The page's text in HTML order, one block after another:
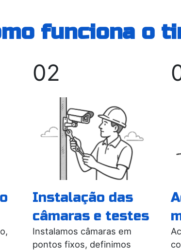
funciona o
02
Instalação das
câmaras e testes
Instalamos câmaras em
pontos fixos, definimos